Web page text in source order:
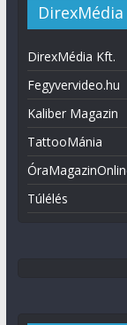
DirexMédia Kft.
Fegyvervideo.hu
Kaliber Magazin
TattooMánia
Túlélés